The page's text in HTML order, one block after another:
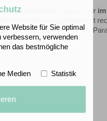
Elastizität messen wir im
Die Messung erfolgt erst
zentralen und peripheren
Website für Sie optimal
verbessern, verwenden
das bestmögliche
Medien Statistik